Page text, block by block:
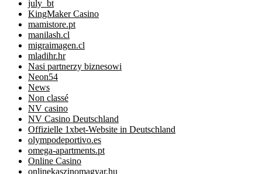
july_bt
KingMaker Casino
mamistore.pt
manilash.cl
migraimagen.cl
mladihr.hr
Nasi partnerzy biznesowi
Neon54
News
Non classé
NV casino
NV Casino Deutschland
Offizielle 1xbet-Website in Deutschland
olympodeportivo.es
omega-apartments.pt
Online Casino
onlinekaszinomagyar.hu